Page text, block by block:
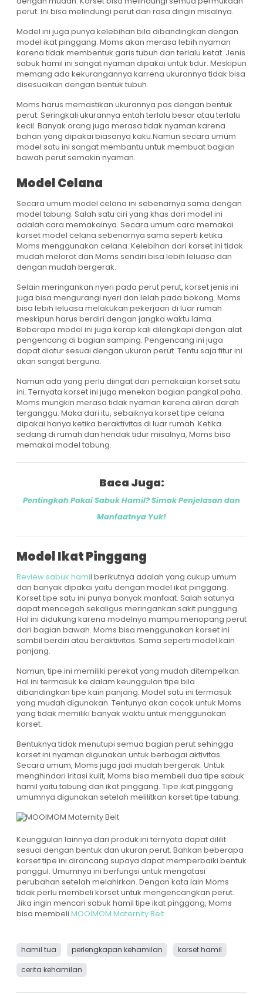
perut. Ini bisa melindungi perut dari rasa dingin misalnya.
Model ini juga punya kelebihan bila dibandingkan dengan
model ikat pinggang. Moms akan merasa lebih nyaman
karena tidak membentuk garis tubuh dan terlalu ketat. Jenis
sabuk hamil ini sangat nyaman dipakai untuk tidur. Meskipun
memang ada kekurangannya karrena ukurannya tidak bisa
disesuaikan dengan bentuk tubuh.
Moms harus memastikan ukurannya pas dengan bentuk
perut. Seringkali ukurannya entah terlalu besar atau terlalu
kecil. Banyak orang juga merasa tidak nyaman karena
bahan yang dipakai biasanya kaku.Namun secara umum
model satu ini sangat membantu untuk membuat bagian
bawah perut semakin nyaman.
Model Celana
Secara umum model celana ini sebenarnya sama dengan
model tabung. Salah satu ciri yang khas dari model ini
adalah cara memakainya. Secara umum cara memakai
korset model celana sebenarnya sama seperti ketika
Moms menggunakan celana. Kelebihan dari korset ini tidak
mudah melorot dan Moms sendiri bisa lebih leluasa dan
dengan mudah bergerak.
Selain meringankan nyeri pada perut perut, korset jenis ini
juga bisa mengurangi nyeri dan lelah pada bokong. Moms
bisa lebih leluasa melakukan pekerjaan di luar rumah
meskipun harus berdiri dengan jangka waktu lama.
Beberapa model ini juga kerap kali dilengkapi dengan alat
pengencang di bagian samping. Pengencang ini juga
dapat diatur sesuai dengan ukuran perut. Tentu saja fitur ini
akan sangat berguna.
Namun ada yang perlu diingat dari pemakaian korset satu
ini. Ternyata korset ini juga menekan bagian pangkal paha.
Moms mungkin merasa tidak nyaman karena aliran darah
terganggu. Maka dari itu, sebaiknya korset tipe celana
dipakai hanya ketika beraktivitas di luar rumah. Ketika
sedang di rumah dan hendak tidur misalnya, Moms bisa
memakai model tabung.
Baca Juga:
Pentingkah Pakai Sabuk Hamil? Simak Penjelasan dan
Manfaatnya Yuk!
Model Ikat Pinggang
Review sabuk hamil berikutnya adalah yang cukup umum
dan banyak dipakai yaitu dengan model ikat pinggang.
Korset tipe satu ini punya banyak manfaat. Salah satunya
dapat mencegah sekaligus meringankan sakit punggung.
Hal ini didukung karena modelnya mampu menopang perut
dari bagian bawah. Moms bisa menggunakan korset ini
sambil berdiri atau beraktivitas. Sama seperti model kain
panjang.
Namun, tipe ini memiliki perekat yang mudah ditempelkan.
Hal ini termasuk ke dalam keunggulan tipe bila
dibandingkan tipe kain panjang. Model satu ini termasuk
yang mudah digunakan. Tentunya akan cocok untuk Moms
yang tidak memiliki banyak waktu untuk menggunakan
korset.
Bentuknya tidak menutupi semua bagian perut sehingga
korset ini nyaman digunakan untuk berbagai aktivitas.
Secara umum, Moms juga jadi mudah bergerak. Untuk
menghindari iritasi kulit, Moms bisa membeli dua tipe sabuk
hamil yaitu tabung dan ikat pinggang. Tipe ikat pinggang
umumnya digunakan setelah melilitkan korset tipe tabung.
Keunggulan lainnya dari produk ini ternyata dapat dililit
sesuai dengan bentuk dan ukuran perut. Bahkan beberapa
korset tipe ini dirancang supaya dapat memperbaiki bentuk
panggul. Umumnya ini berfungsi untuk mengatasi
perubahan setelah melahirkan. Dengan kata lain Moms
tidak perlu membeli korset untuk mengencangkan perut.
Jika ingin mencari sabuk hamil tipe ikat pinggang, Moms
bisa membeli MOOIMOM Maternity Belt.
hamil tua perlengkapan kehamilan
korset hamil
cerita kehamilan